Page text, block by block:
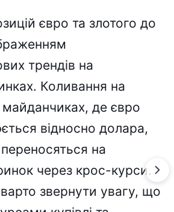
євро та злотого до
трендів на
Коливання на
де євро
відносно долара,
на
через крос-курси.
звернути увагу, що